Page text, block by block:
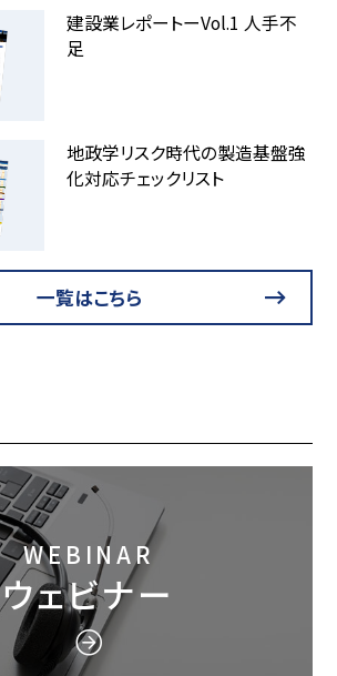
建設業レポートーVol.1 人手不
足
地政学リスク時代の製造基盤強
化対応チェックリスト
一覧はこちら
WEBINAR
ウェビナー